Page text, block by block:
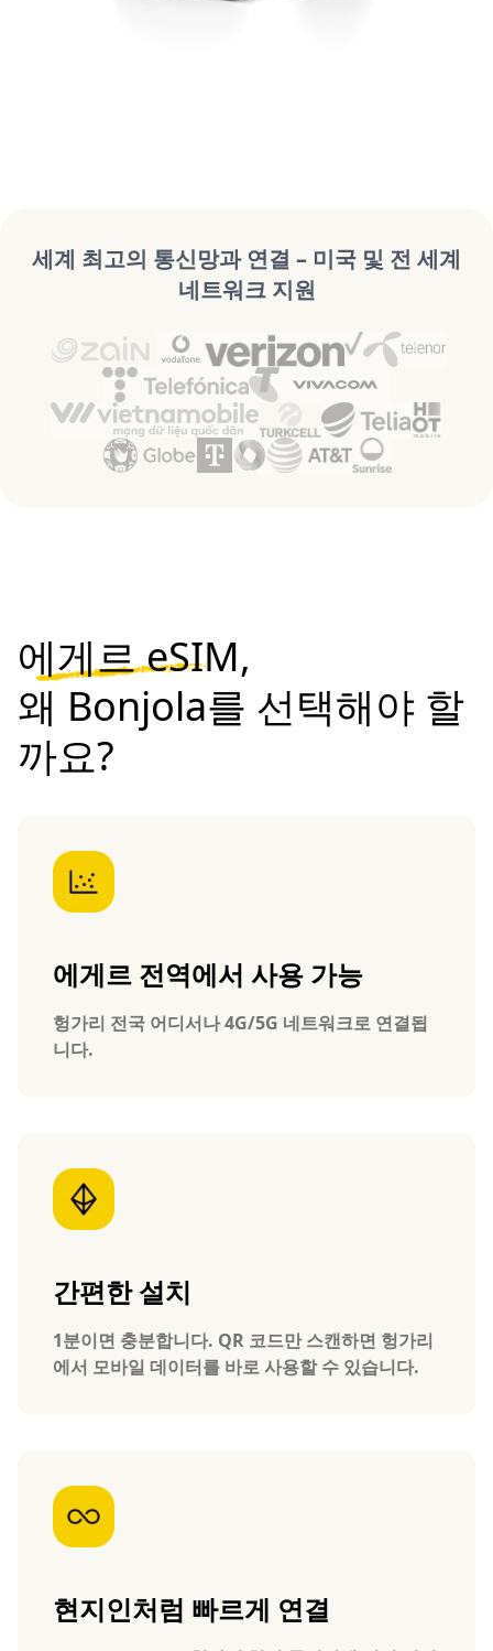
세계 최고의 통신망과 연결 – 미국 및 전 세계
네트워크 지원
에게르 eSIM,
왜 Bonjola를 선택해야 할
까요?
에게르 전역에서 사용 가능
헝가리 전국 어디서나 4G/5G 네트워크로 연결됩
니다.
간편한 설치
1분이면 충분합니다. QR 코드만 스캔하면 헝가리
에서 모바일 데이터를 바로 사용할 수 있습니다.
현지인처럼 빠르게 연결